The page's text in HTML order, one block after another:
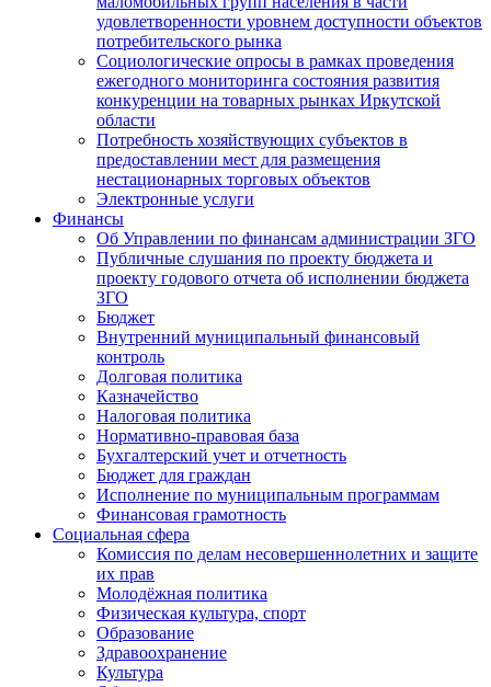
удовлетворенности уровнем доступности объектов
потребительского рынка
Социологические опросы в рамках проведения
ежегодного мониторинга состояния развития
конкуренции на товарных рынках Иркутской
области
Потребность хозяйствующих субъектов в
предоставлении мест для размещения
нестационарных торговых объектов
Электронные услуги
Финансы
Об Управлении по финансам администрации ЗГО
Публичные слушания по проекту бюджета и
проекту годового отчета об исполнении бюджета
ЗГО
Бюджет
Внутренний муниципальный финансовый
контроль
Долговая политика
Казначейство
Налоговая политика
Нормативно-правовая база
Бухгалтерский учет и отчетность
Бюджет для граждан
Исполнение по муниципальным программам
Финансовая грамотность
Социальная сфера
Комиссия по делам несовершеннолетних и защите
их прав
Молодёжная политика
Физическая культура, спорт
Образование
Здравоохранение
Культура